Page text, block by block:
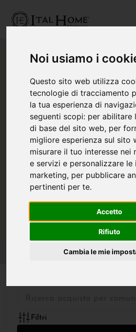
Noi usiamo i
Questo sito web utilizza
tecnologie di tracciamento
la tua esperienza di
seguenti scopi: per abilitare
di base del sito web, per
migliore esperienza sul sito
misurare il tuo interesse
e servizi e personalizzare le
marketing, per pubblicare
pertinenti per te.
Accetto
Rifiuto
Cambia le mie
Filtri